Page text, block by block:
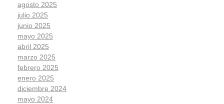
agosto 2025
julio 2025
junio 2025
mayo 2025
abril 2025
marzo 2025
febrero 2025
enero 2025
diciembre 2024
mayo 2024